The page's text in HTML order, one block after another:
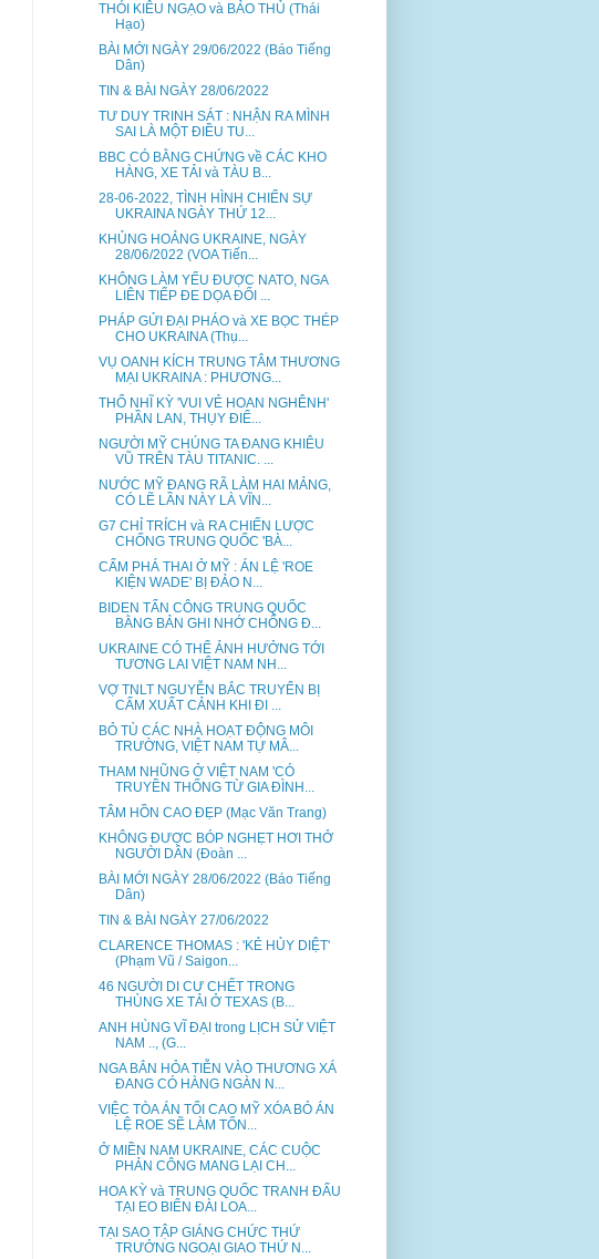
THÓI KIÊU NGẠO và BẢO THỦ (Thái
Hạo)
BÀI MỚI NGÀY 29/06/2022 (Báo Tiếng
Dân)
TIN & BÀI NGÀY 28/06/2022
TƯ DUY TRINH SÁT : NHẬN RA MÌNH
SAI LÀ MỘT ĐIỀU TU...
BBC CÓ BẰNG CHỨNG về CÁC KHO
HÀNG, XE TẢI và TÀU B...
28-06-2022, TÌNH HÌNH CHIẾN SỰ
UKRAINA NGÀY THỨ 12...
KHỦNG HOẢNG UKRAINE, NGÀY
28/06/2022 (VOA Tiến...
KHÔNG LÀM YẾU ĐƯỢC NATO, NGA
LIÊN TIẾP ĐE DỌA ĐỐI ...
PHÁP GỬI ĐẠI PHÁO và XE BỌC THÉP
CHO UKRAINA (Thụ...
VỤ OANH KÍCH TRUNG TÂM THƯƠNG
MẠI UKRAINA : PHƯƠNG...
THỔ NHĨ KỲ 'VUI VẺ HOAN NGHÊNH'
PHẦN LAN, THỤY ĐIỂ...
NGƯỜI MỸ CHÚNG TA ĐANG KHIÊU
VŨ TRÊN TÀU TITANIC. ...
NƯỚC MỸ ĐANG RÃ LÀM HAI MẢNG,
CÓ LẼ LẦN NÀY LÀ VĨN...
G7 CHỈ TRÍCH và RA CHIẾN LƯỢC
CHỐNG TRUNG QUỐC 'BÀ...
CẤM PHÁ THAI Ở MỸ : ÁN LỆ 'ROE
KIỆN WADE' BỊ ĐẢO N...
BIDEN TẤN CÔNG TRUNG QUỐC
BẰNG BẢN GHI NHỚ CHỐNG Đ...
UKRAINE CÓ THỂ ẢNH HƯỞNG TỚI
TƯƠNG LAI VIỆT NAM NH...
VỢ TNLT NGUYỄN BẮC TRUYỂN BỊ
CẤM XUẤT CẢNH KHI ĐI ...
BỎ TÙ CÁC NHÀ HOẠT ĐỘNG MÔI
TRƯỜNG, VIỆT NAM TỰ MÂ...
THAM NHŨNG Ở VIỆT NAM 'CÓ
TRUYỀN THỐNG TỪ GIA ĐÌNH...
TÂM HỒN CAO ĐẸP (Mạc Văn Trang)
KHÔNG ĐƯỢC BÓP NGHẸT HƠI THỞ
NGƯỜI DÂN (Đoàn ...
BÀI MỚI NGÀY 28/06/2022 (Báo Tiếng
Dân)
TIN & BÀI NGÀY 27/06/2022
CLARENCE THOMAS : 'KẺ HỦY DIỆT'
(Phạm Vũ / Saigon...
46 NGƯỜI DI CƯ CHẾT TRONG
THÙNG XE TẢI Ở TEXAS (B...
ANH HÙNG VĨ ĐẠI trong LỊCH SỬ VIỆT
NAM .., (G...
NGA BẮN HỎA TIỄN VÀO THƯƠNG XÁ
ĐANG CÓ HÀNG NGÀN N...
VIỆC TÒA ÁN TỐI CAO MỸ XÓA BỎ ÁN
LỆ ROE SẼ LÀM TỔN...
Ở MIỀN NAM UKRAINE, CÁC CUỘC
PHẢN CÔNG MANG LẠI CH...
HOA KỲ và TRUNG QUỐC TRANH ĐẤU
TẠI EO BIỂN ĐÀI LOA...
TẠI SAO TẬP GIÁNG CHỨC THỨ
TRƯỞNG NGOẠI GIAO THỨ N...